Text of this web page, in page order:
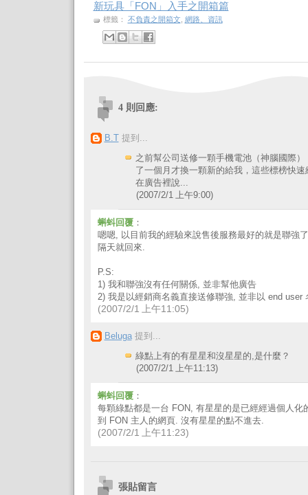
新玩具「FON」入手之開箱篇
標籤： 不負責之開箱文, 網路、資訊
4 則回應:
B.T 提到...
之前幫公司送修一顆手機電池（神腦國際）
了一個月才換一顆新的給我，這些標榜快
在廣告裡說...
(2007/2/1 上午9:00)
蝌蚪回覆：
嗯嗯, 以目前我的經驗來說售後服務最好的就是聯強
隔天就回來.
P.S:
1) 我和聯強沒有任何關係, 並非幫他廣告
2) 我是以經銷商名義直接送修聯強, 並非以 end user
(2007/2/1 上午11:05)
Beluga提到...
綠點上有的有星星和沒星星的,是什麼？
(2007/2/1 上午11:13)
蝌蚪回覆：
每顆綠點都是一台 FON, 有星星的是已經經過個人化
到 FON 主人的網頁. 沒有星星的點不進去.
(2007/2/1 上午11:23)
張貼留言